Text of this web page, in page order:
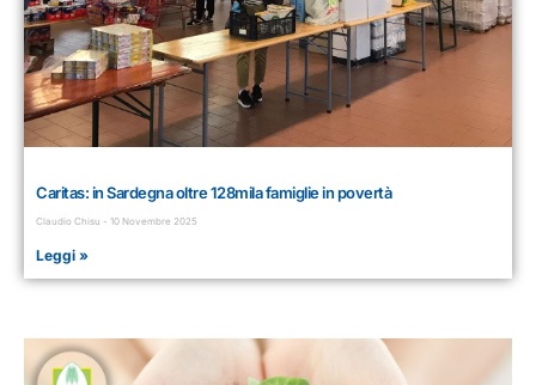
Caritas: in Sardegna oltre 128mila famiglie in povertà
Claudio Chisu 10 Novembre 2025
Leggi »